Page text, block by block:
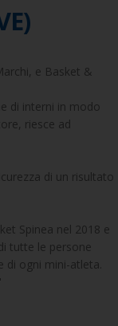
e Basket &
di interni in modo
riesce ad
di un risultato
Spinea nel 2018 e
tutte le persone
di ogni mini-atleta.